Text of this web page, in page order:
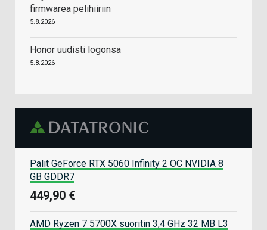
firmwarea pelihiiriin
5.8.2026
Honor uudisti logonsa
5.8.2026
Palit GeForce RTX 5060 Infinity 2 OC NVIDIA 8
GB GDDR7
449,90 €
AMD Ryzen 7 5700X suoritin 3,4 GHz 32 MB L3